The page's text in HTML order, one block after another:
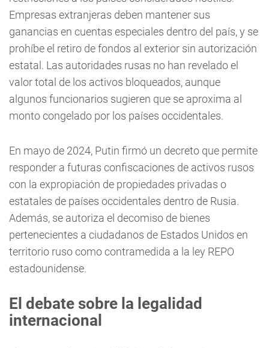
Empresas extranjeras deben mantener sus
ganancias en cuentas especiales dentro del país, y se
prohíbe el retiro de fondos al exterior sin autorización
estatal. Las autoridades rusas no han revelado el
valor total de los activos bloqueados, aunque
algunos funcionarios sugieren que se aproxima al
monto congelado por los países occidentales.
En mayo de 2024, Putin firmó un decreto que permite
responder a futuras confiscaciones de activos rusos
con la expropiación de propiedades privadas o
estatales de países occidentales dentro de Rusia.
Además, se autoriza el decomiso de bienes
pertenecientes a ciudadanos de Estados Unidos en
territorio ruso como contramedida a la ley REPO
estadounidense.
El debate sobre la legalidad
internacional